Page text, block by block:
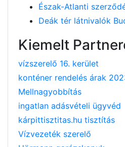
Észak-Atlanti
Deák tér látnivalók
Kiemelt
vízszerelő 16. kerület
konténer rendelés árak
Mellnagyobbítás
ingatlan adásvételi ügyvéd
kárpittisztitas.hu tisztítás
Vízvezeték szerelő